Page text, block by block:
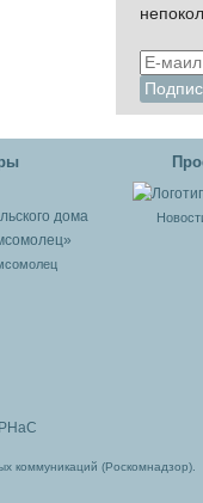
коммуникаций (Роскомнадзор).